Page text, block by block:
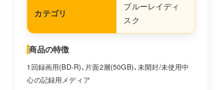
カテゴリ
ブルーレイディ
スク
商品の特徴
1回録画用(BD-R)、片面2層(50GB)、未開封/未使用中
心の記録用メディア